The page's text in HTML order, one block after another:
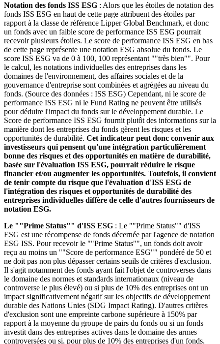
Notation des fonds ISS ESG : Alors que les étoiles de notation des
fonds ISS ESG en haut de cette page attribuent des étoiles par
rapport à la classe de référence Lipper Global Benchmark, et donc
un fonds avec un faible score de performance ISS ESG pourrait
recevoir plusieurs étoiles. Le score de performance ISS ESG en bas
de cette page représente une notation ESG absolue du fonds. Le
score ISS ESG va de 0 à 100, 100 représentant ""très bien"". Pour
le calcul, les notations individuelles des entreprises dans les
domaines de l'environnement, des affaires sociales et de la
gouvernance d'entreprise sont combinées et agrégées au niveau du
fonds. (Source des données : ISS ESG) Cependant, ni le score de
performance ISS ESG ni le Fund Rating ne peuvent être utilisés
pour déduire l'impact du fonds sur le développement durable. Le
Score de performance ISS ESG fournit plutôt des informations sur la
manière dont les entreprises du fonds gèrent les risques et les
opportunités de durabilité. Cet indicateur peut donc convenir aux
investisseurs qui pensent qu'une intégration particulièrement
bonne des risques et des opportunités en matière de durabilité,
basée sur l'évaluation ISS ESG, pourrait réduire le risque
financier et/ou augmenter les opportunités. Toutefois, il convient
de tenir compte du risque que l'évaluation d'ISS ESG de
l'intégration des risques et opportunités de durabilité des
entreprises individuelles diffère de celle d'autres fournisseurs de
notation ESG.
Le ""Prime Status"" d'ISS ESG : Le ""Prime Status"" d'ISS
ESG est une récompense de fonds décernée par l'agence de notation
ESG ISS. Pour recevoir le ""Prime Status"", un fonds doit avoir
reçu au moins un ""Score de performance ESG"" pondéré de 50 et
ne doit pas non plus dépasser certains seuils de critères d'exclusion.
Il s'agit notamment des fonds ayant fait l'objet de controverses dans
le domaine des normes et standards internationaux (niveau de
controverse le plus élevé) ou si plus de 10% des entreprises ont un
impact significativement négatif sur les objectifs de développement
durable des Nations Unies (SDG Impact Rating). D'autres critères
d'exclusion sont une empreinte carbone supérieure à 150% par
rapport à la moyenne du groupe de pairs du fonds ou si un fonds
investit dans des entreprises actives dans le domaine des armes
controversées ou si, pour plus de 10% des entreprises d'un fonds,